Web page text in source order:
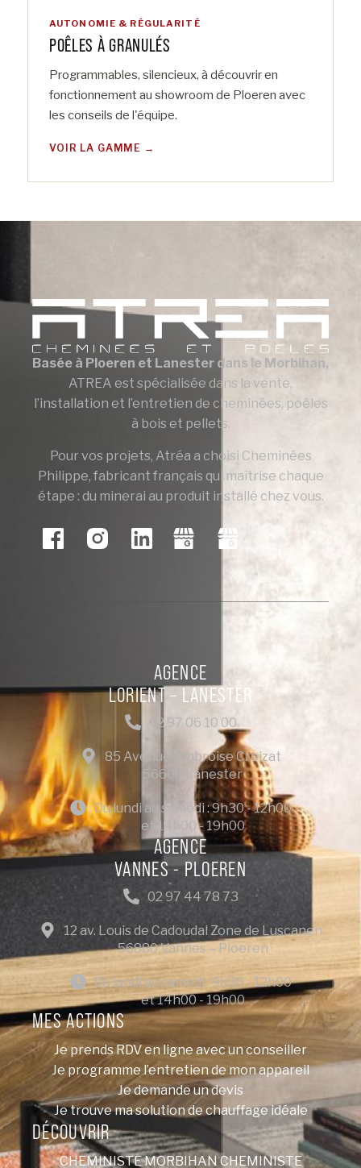
AUTONOMIE & RÉGULARITÉ
POÊLES À GRANULÉS
Programmables, silencieux, à découvrir en
fonctionnement au showroom de Ploeren avec
les conseils de l'équipe.
VOIR LA GAMME
Basée à Ploeren et Lanester dans le Morbihan,
ATREA est spécialisée dans la vente,
l’installation et l’entretien de cheminées, poêles
à bois et pellets.
Pour vos projets, Atréa a choisi Cheminées
Philippe, fabricant français qui maîtrise chaque
étape : du minerai au produit installé chez vous.
DÉCOUVRIR
CHEMINISTE MORBIHANCHEMINISTE
MES ACTIONS
Je prends RDV en ligne avec un conseiller
Je programme l’entretien de mon appareil
Je demande un devis
Je trouve ma solution de chauffage idéale
AGENCE
VANNES - PLOEREN
02 97 44 78 73
12 av. Louis de Cadoudal Zone de Luscanen
56880 Vannes – Ploeren
Du lundi au samedi : 9h30 - 12h00
et 14h00 - 19h00
AGENCE
LORIENT – LANESTER
02 97 06 10 00
85 Avenue Ambroise Croizat
56600 Lanester
Du lundi au samedi : 9h30 - 12h00
et 14h00 - 19h00